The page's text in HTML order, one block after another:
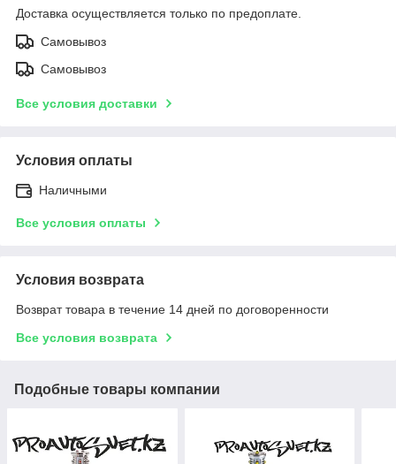
Доставка осуществляется только по предоплате.
Самовывоз
Самовывоз
Все условия доставки
Условия оплаты
Наличными
Все условия оплаты
Условия возврата
Возврат товара в течение 14 дней по договоренности
Все условия возврата
Подобные товары компании